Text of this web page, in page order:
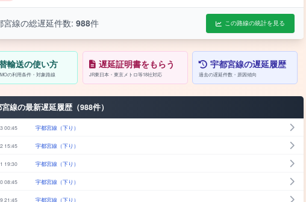
宮線の総遅延件数: 988件 この路線の統計を見る
輸送の使い方
の利用条件・対象路線
遅延証明書をもらう
JR東日本・東京メトロ等18社対応
宇都宮線の遅延履歴
過去の遅延件数・原因傾向
線の最新遅延履歴（988件）
00:45 宇都宮線（下り）
15:45 宇都宮線（下り）
19:30 宇都宮線（下り）
08:45 宇都宮線（下り）
21:45 宇都宮線（下り）